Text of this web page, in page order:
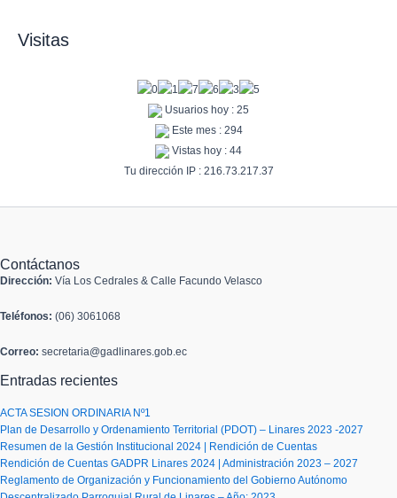
Visitas
Usuarios hoy : 25
Este mes : 294
Vistas hoy : 44
Tu dirección IP : 216.73.217.37
Contáctanos
Dirección: Vía Los Cedrales & Calle Facundo Velasco
Teléfonos: (06) 3061068
Correo: secretaria@gadlinares.gob.ec
Entradas recientes
ACTA SESION ORDINARIA Nº1
Plan de Desarrollo y Ordenamiento Territorial (PDOT) – Linares 2023 -2027
Resumen de la Gestión Institucional 2024 | Rendición de Cuentas
Rendición de Cuentas GADPR Linares 2024 | Administración 2023 – 2027
Reglamento de Organización y Funcionamiento del Gobierno Autónomo